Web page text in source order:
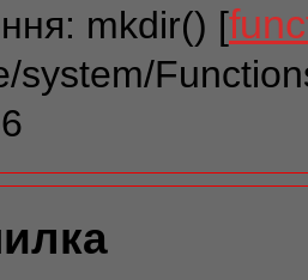
mkdir() [
system/